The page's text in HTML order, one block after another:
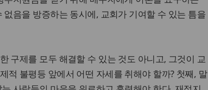
음을 방증하는 동시에, 교회가 기여할 수 있는 틈을
구제를 모두 해결할 수 있는 것도 아니고, 그것이 교
적 불평등 앞에서 어떤 자세를 취해야 할까? 첫째, 말